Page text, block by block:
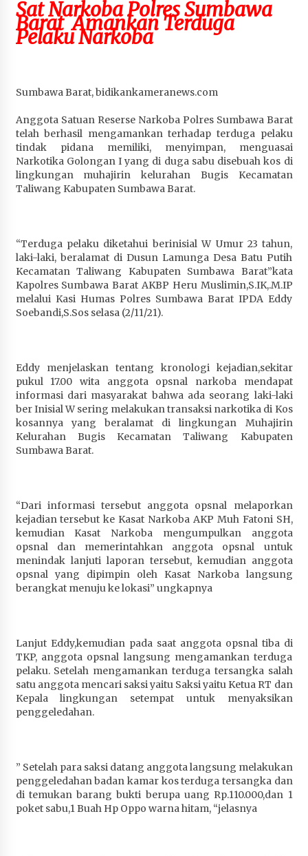
Penurunan Stunting di Sumbawa
4 minggu ago
4 minggu ago
Bupati Sumbawa Lepas 487 Atlet dari Berbagai
Cabor yang Akan Berjuang pada PORPROV XII
NTB 2026
4 minggu ago
BAZNAS Kabupaten Sumbawa Salurkan Bantuan
Dosen UTS Siap Kembangkan Inovasi Lewat
Pelatihan PDPP 2026 Bali
4 minggu ago
Terapkan “Polantas Menyapa”, Satlantas Polres
4 minggu ago
Capaian Program Pemerintah Kabupaten
Sumbawa Terus Dirasakan Masyarakat
4 minggu ago
Sat Narkoba Polres Sumbawa
Barat Amankan Terduga
Pelaku Narkoba
Sumbawa Barat, bidikankameranews.com
Anggota Satuan Reserse Narkoba Polres Sumbawa Barat
telah berhasil mengamankan terhadap terduga pelaku
tindak pidana memiliki, menyimpan, menguasai
Narkotika Golongan I yang di duga sabu disebuah kos di
lingkungan muhajirin kelurahan Bugis Kecamatan
Taliwang Kabupaten Sumbawa Barat.
“Terduga pelaku diketahui berinisial W Umur 23 tahun,
laki-laki, beralamat di Dusun Lamunga Desa Batu Putih
Kecamatan Taliwang Kabupaten Sumbawa Barat”kata
Kapolres Sumbawa Barat AKBP Heru Muslimin,S.IK,.M.IP
melalui Kasi Humas Polres Sumbawa Barat IPDA Eddy
Soebandi,S.Sos selasa (2/11/21).
Eddy menjelaskan tentang kronologi kejadian,sekitar
pukul 17.00 wita anggota opsnal narkoba mendapat
informasi dari masyarakat bahwa ada seorang laki-laki
ber Inisial W sering melakukan transaksi narkotika di Kos
kosannya yang beralamat di lingkungan Muhajirin
Kelurahan Bugis Kecamatan Taliwang Kabupaten
Sumbawa Barat.
“Dari informasi tersebut anggota opsnal melaporkan
kejadian tersebut ke Kasat Narkoba AKP Muh Fatoni SH,
kemudian Kasat Narkoba mengumpulkan anggota
opsnal dan memerintahkan anggota opsnal untuk
menindak lanjuti laporan tersebut, kemudian anggota
opsnal yang dipimpin oleh Kasat Narkoba langsung
berangkat menuju ke lokasi” ungkapnya
Lanjut Eddy,kemudian pada saat anggota opsnal tiba di
TKP, anggota opsnal langsung mengamankan terduga
pelaku. Setelah mengamankan terduga tersangka salah
satu anggota mencari saksi yaitu Saksi yaitu Ketua RT dan
Kepala lingkungan setempat untuk menyaksikan
penggeledahan.
” Setelah para saksi datang anggota langsung melakukan
penggeledahan badan kamar kos terduga tersangka dan
di temukan barang bukti berupa uang Rp.110.000,dan 1
poket sabu,1 Buah Hp Oppo warna hitam, “jelasnya